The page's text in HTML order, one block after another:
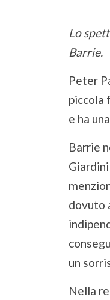
Lo
Barrie.
Peter
piccola
e ha
Barrie
dovuto
un
Nella